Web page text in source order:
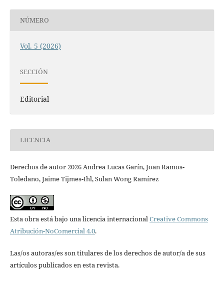
NÚMERO
Vol. 5 (2026)
SECCIÓN
Editorial
LICENCIA
Derechos de autor 2026 Andrea Lucas Garín, Joan Ramos-
Toledano, Jaime Tijmes-Ihl, Sulan Wong Ramírez
Esta obra está bajo una licencia internacional Creative Commons
Atribución-NoComercial 4.0.
Las/os autoras/es son titulares de los derechos de autor/a de sus
artículos publicados en esta revista.